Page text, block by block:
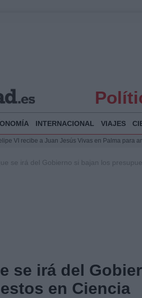
INTERNACIONAL VIAJES
VI recibe a Juan Jesús Vivas en Palma para
económico y humanitario en Ceuta tras la
se irá del Gobierno si bajan los
se irá del
en Ciencia